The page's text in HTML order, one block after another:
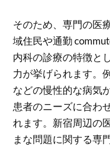
そのため、専門の医
域住民や通勤
内科の診療の特徴と
力が挙げられます。
などの慢性的な病気
患者のニーズに合わ
れます。新宿周辺の
まな問題に関する専